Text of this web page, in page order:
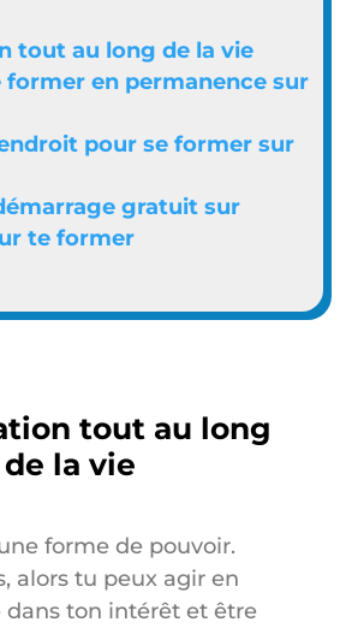
tout au long de la vie
former en permanence sur
pour se former sur
gratuit sur
te former
tout au long
de la vie
forme de pouvoir.
alors tu peux agir en
dans ton intérêt et être